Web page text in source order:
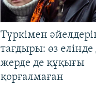
Түркімен
тағдыры: өз
жерде де құқығы
қорғалмаған